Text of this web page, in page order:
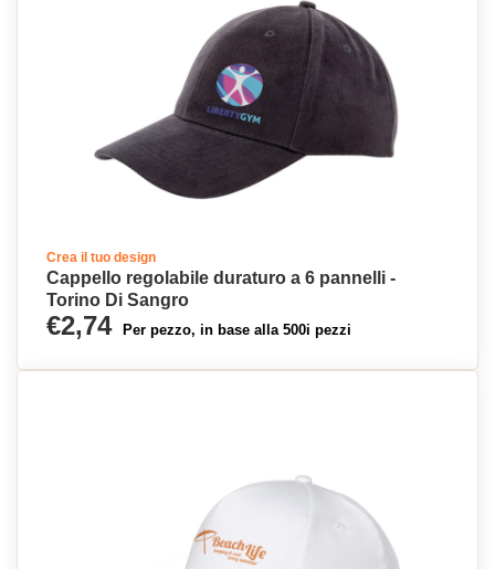
Crea il tuo design
Cappello regolabile duraturo a 6 pannelli -
Torino Di Sangro
€2,74 Per pezzo, in base alla 500i pezzi